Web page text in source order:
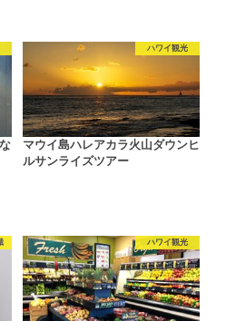
ハワイ観光
マウイ島ハレアカラ火山ダウンヒ
ルサンライズツアー
ハワイ観光